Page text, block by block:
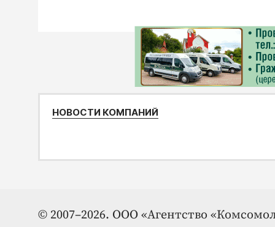
НОВОСТИ КОМПАНИЙ
© 2007–2026. ООО «Агентство